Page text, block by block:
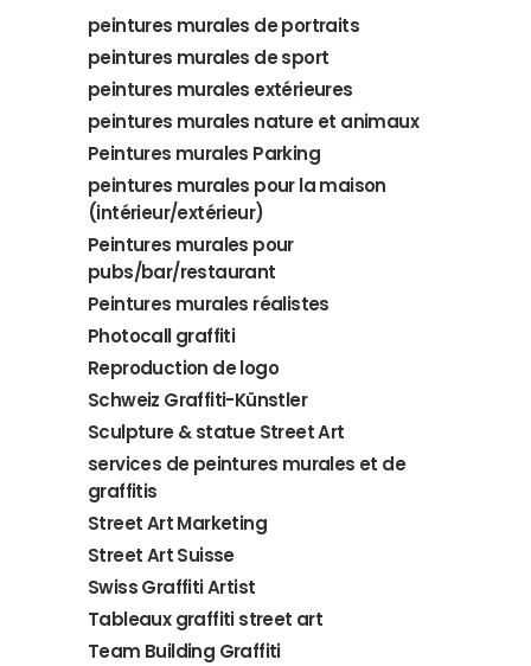
peintures murales de portraits
peintures murales de sport
peintures murales extérieures
peintures murales nature et animaux
Peintures murales Parking
peintures murales pour la maison
(intérieur/extérieur)
Peintures murales pour
pubs/bar/restaurant
Peintures murales réalistes
Photocall graffiti
Reproduction de logo
Schweiz Graffiti-Künstler
Sculpture & statue Street Art
services de peintures murales et de
graffitis
Street Art Marketing
Street Art Suisse
Swiss Graffiti Artist
Tableaux graffiti street art
Team Building Graffiti